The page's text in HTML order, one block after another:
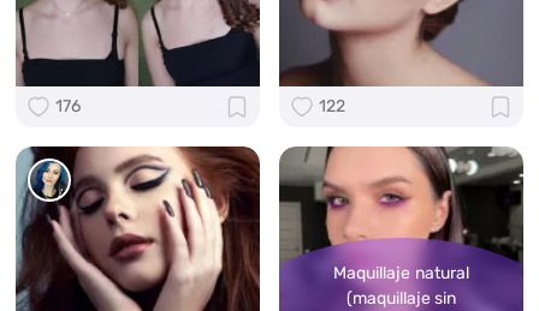
176 122
Maquillaje natural
(maquillaje sin